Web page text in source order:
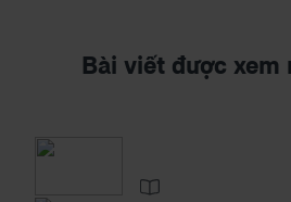
Bài viết được xem